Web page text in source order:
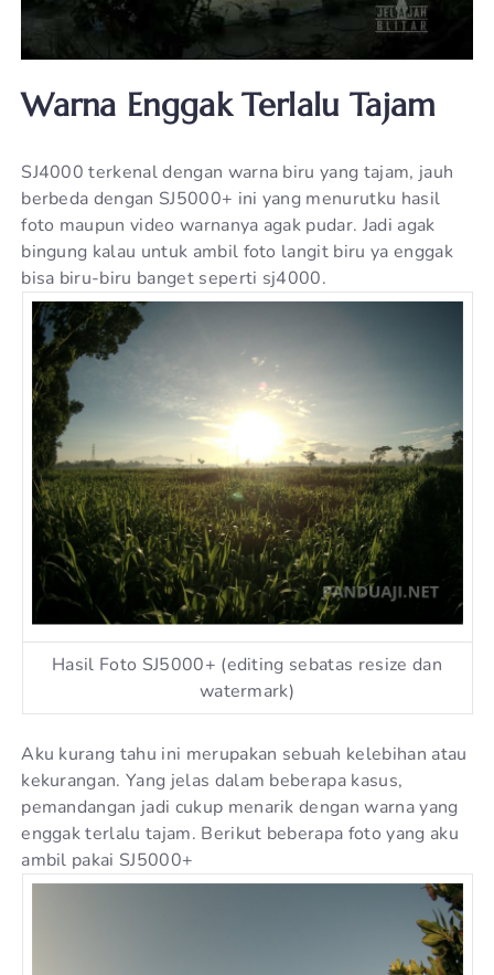
Warna Enggak Terlalu Tajam
SJ4000 terkenal dengan warna biru yang tajam, jauh
berbeda dengan SJ5000+ ini yang menurutku hasil
foto maupun video warnanya agak pudar. Jadi agak
bingung kalau untuk ambil foto langit biru ya enggak
bisa biru-biru banget seperti sj4000.
Hasil Foto SJ5000+ (editing sebatas resize dan
watermark)
Aku kurang tahu ini merupakan sebuah kelebihan atau
kekurangan. Yang jelas dalam beberapa kasus,
pemandangan jadi cukup menarik dengan warna yang
enggak terlalu tajam. Berikut beberapa foto yang aku
ambil pakai SJ5000+